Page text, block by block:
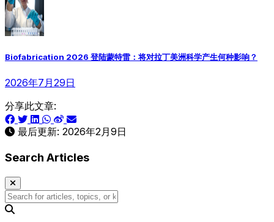
Biofabrication 2026 登陆蒙特雷：将对拉丁美洲科学产生何种影响？
2026年7月29日
分享此文章:
最后更新: 2026年2月9日
Search Articles